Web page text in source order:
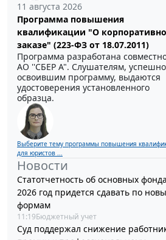
11 августа 2026
Программа повышения
квалификации "О
заказе" (223-ФЗ от 18.07.2011)
Программа разработана
АО ''СБЕР А". Слушателям, успешно
освоившим программу, выдаются
удостоверения установленного
образца.
Выберите тему программы повышения
для юристов ...
Новости
Статотчетность об основных
2026 год придется сдавать по
формам
11:19Бюджетный учет
Суд поддержал снижение